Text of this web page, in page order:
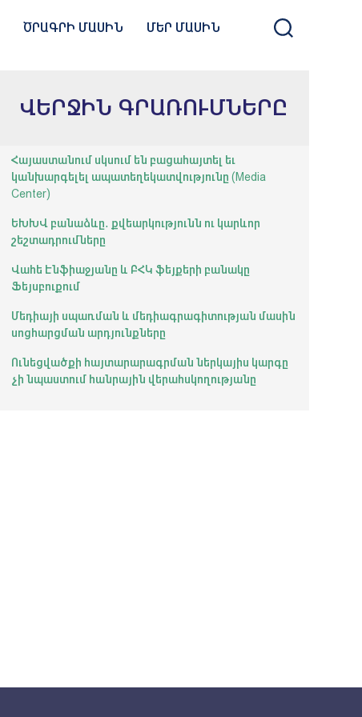
ԾՐԱԳՐԻ ՄԱՍԻՆ ՄԵՐ ՄԱՍԻՆ
ՎԵՐՋԻՆ ԳՐԱՌՈՒՄՆԵՐԸ
Հայաստանում սկսում են բացահայտել եւ
կանխարգելել ապատեղեկատվությունը (Media
Center)
ԵԽԽՎ բանաձևը․ քվեարկությունն ու կարևոր
շեշտադրումները
Վահե Էնֆիաջյանը և ԲՀԿ ֆեյքերի բանակը
Ֆեյսբուքում
Մեդիայի սպառման և մեդիագրագիտության մասին
սոցհարցման արդյունքները
Ունեցվածքի հայտարարագրման ներկայիս կարգը
չի նպաստում հանրային վերահսկողությանը